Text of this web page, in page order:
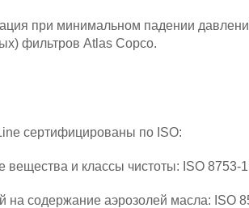
при минимальном падении
фильтров Atlas Copco.
сертифицированы по ISO:
вещества и классы чистоты: ISO 8753-
содержание аэрозолей масла: ISO